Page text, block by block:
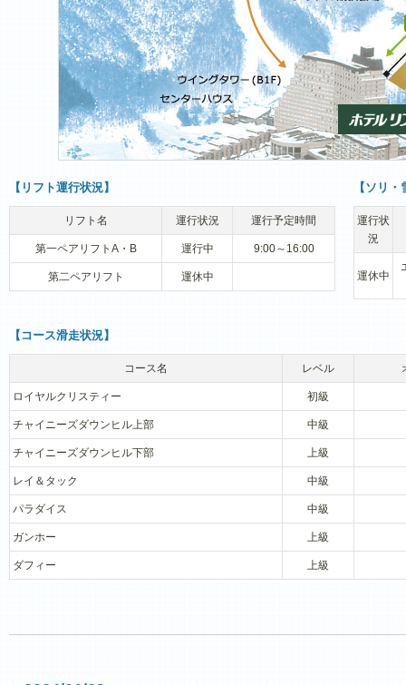
【リフト運行状況】
リフト名 運行状況 運行予定時間
第一ペアリフトA・B 運行中 9:00～16:00
第二ペアリフト 運休中
【ソリ
運行状
況
運休中
【コース滑走状況】
コース名 レベル
ロイヤルクリスティー 初級
チャイニーズダウンヒル上部 中級
チャイニーズダウンヒル下部 上級
レイ＆タック 中級
パラダイス 中級
ガンホー 上級
ダフィー 上級